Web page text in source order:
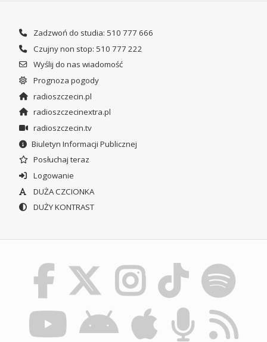
Zadzwoń do studia: 510 777 666
Czujny non stop: 510 777 222
Wyślij do nas wiadomość
Prognoza pogody
radioszczecin.pl
radioszczecinextra.pl
radioszczecin.tv
Biuletyn Informacji Publicznej
Posłuchaj teraz
Logowanie
DUŻA CZCIONKA
DUŻY KONTRAST